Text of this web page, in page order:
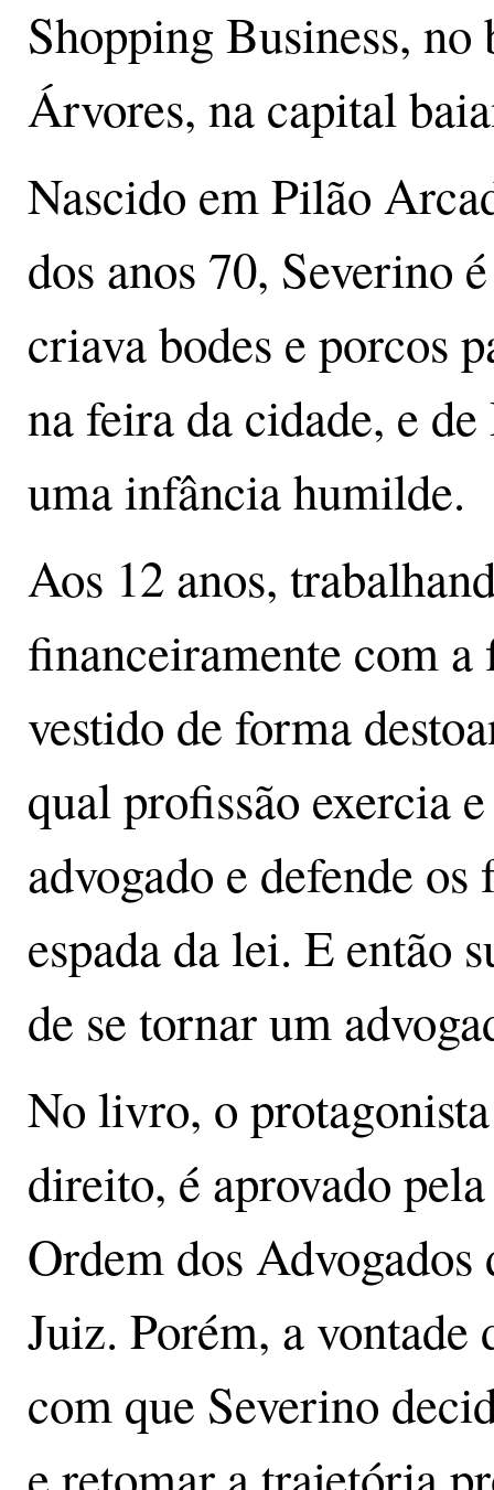
Shopping Business,
Árvores, na capital
Nascido em Pilão
dos anos 70, Severino
criava bodes e porcos
na feira da cidade, e
uma infância humilde.
Aos 12 anos,
financeiramente com
vestido de forma
qual profissão exercia
advogado e defende
espada da lei. E então
de se tornar um
No livro, o
direito, é aprovado pela
Ordem dos
Juiz. Porém, a vontade
com que Severino